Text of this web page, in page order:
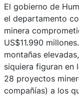
El gobierno de
el departamento
minera
US$11.990
montañas
siquiera figuran en
28 proyectos
compañías) a los